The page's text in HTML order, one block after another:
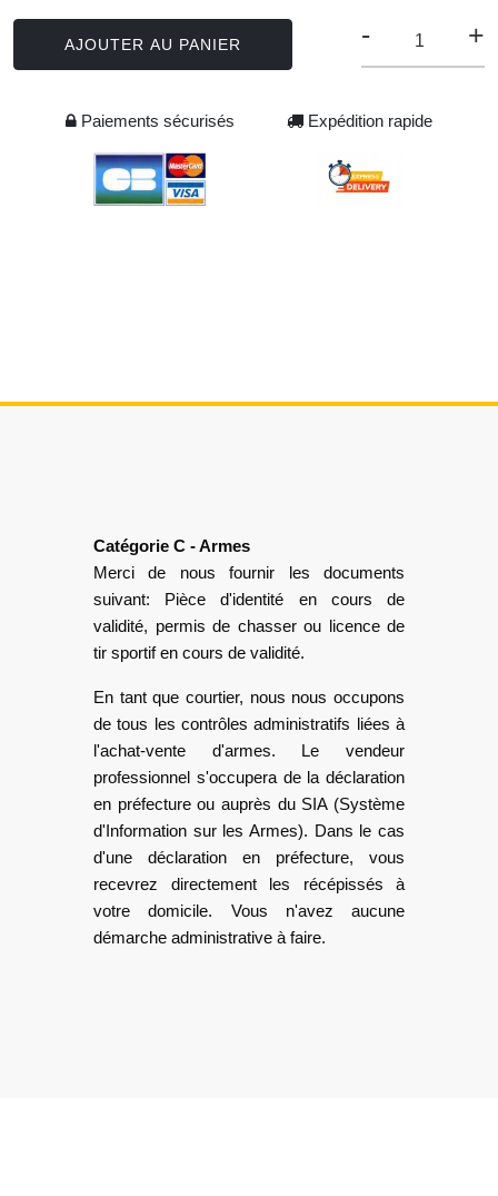
AJOUTER AU PANIER - +
Paiements sécurisés Expédition rapide
Catégorie C - Armes
Merci de nous fournir les documents
suivant: Pièce d'identité en cours de
validité, permis de chasser ou licence de
tir sportif en cours de validité.
En tant que courtier, nous nous occupons
de tous les contrôles administratifs liées à
l'achat-vente d'armes. Le vendeur
professionnel s'occupera de la déclaration
en préfecture ou auprès du SIA (Système
d'Information sur les Armes). Dans le cas
d'une déclaration en préfecture, vous
recevrez directement les récépissés à
votre domicile. Vous n'avez aucune
démarche administrative à faire.